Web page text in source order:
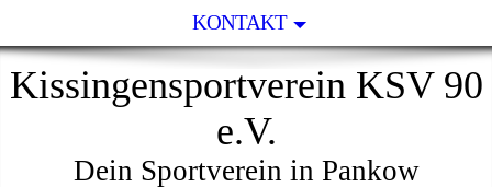
KONTAKT
Kissingensportverein KSV 90
e.V.
Dein Sportverein in Pankow